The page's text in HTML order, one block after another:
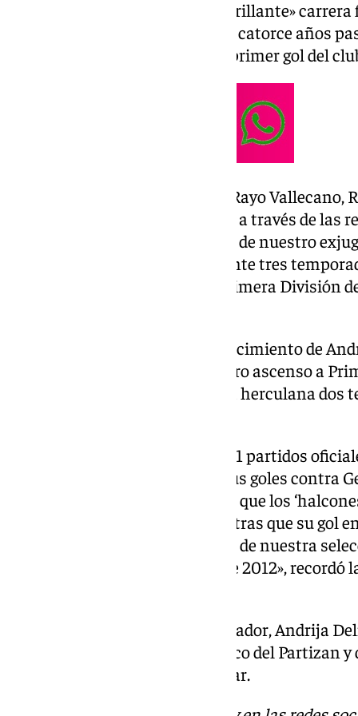
Delibasic comenzó su «larga y brillante»
jugando para el Sutjeska, y a los catorce años
hizo historia al ser el autor del primer gol del
En España militó en Mallorca, Rayo Vallecano,
han sumado a las condolencias a través de las
está de luto por el fallecimiento de nuestro
defendió nuestros colores durante tres
protagonista en el ascenso a Primera División
«El Hércules CF lamenta el fallecimiento de
blanquiazul. Fue clave en nuestro ascenso a
2009-2010. Defendió la elástica herculana dos
Con su selección, participó en 21 partidos
especialmente recordado por sus goles contra
los georgianos fue decisivo para que los
en partidos competitivos, mientras que su gol
el equipo inglés aseguró el lugar de nuestra
para el Campeonato Europeo de 2012»,
Después de su carrera como jugador, Andrija
fue asistente en el cuerpo técnico del Partizan
cuerpo técnico del Mornar de Bar.